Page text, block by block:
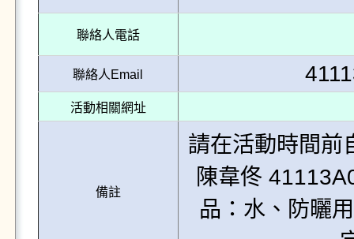
聯絡人電話
聯絡人Email
活動相關網址
備註
請在活動時間前
陳韋佟
品：水、防曬